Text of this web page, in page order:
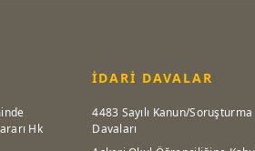
Hk
İDARİ DAVALAR
4483 Sayılı Kanun/
Davaları